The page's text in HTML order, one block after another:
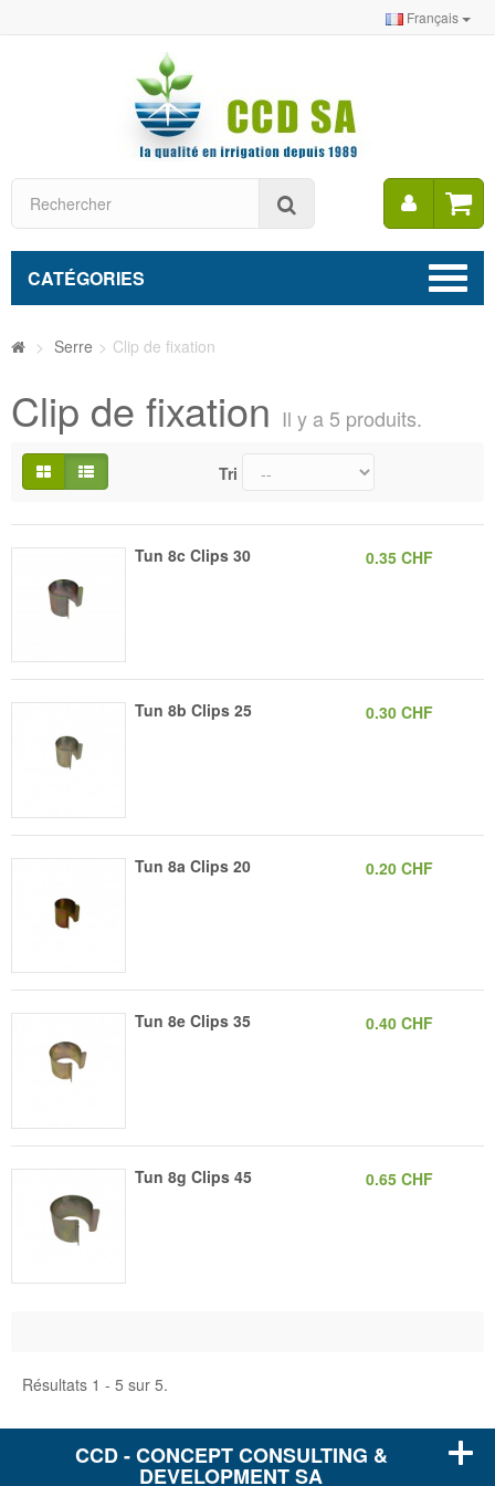
Français
Mon
CATÉGORIES
> Serre > Clip de fixation
Clip de fixation Il y a 5 produits.
Tri
Tun 8c Clips 30 0.35 CHF
Tun 8b Clips 25 0.30 CHF
Tun 8a Clips 20 0.20 CHF
Tun 8e Clips 35 0.40 CHF
Tun 8g Clips 45 0.65 CHF
Résultats 1 - 5 sur 5.
CCD - CONCEPT CONSULTING &
DEVELOPMENT SA